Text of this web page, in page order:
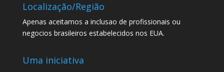
Localização/Região
Apenas aceitamos a inclusao de profissionais ou
negocios brasileiros estabelecidos nos EUA.
Uma iniciativa